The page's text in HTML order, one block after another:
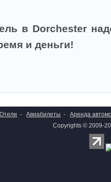
в Dorchester
и деньги!
Отели - Авиабилеты -
Аренда
Copyrights © 2009-